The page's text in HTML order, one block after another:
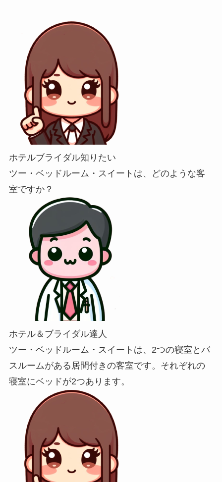
ホテルブライダル知りたい
ツー・ベッドルーム・スイートは、どのような客
室ですか？
ホテル＆ブライダル達人
ツー・ベッドルーム・スイートは、2つの寝室とバ
スルームがある居間付きの客室です。それぞれの
寝室にベッドが2つあります。